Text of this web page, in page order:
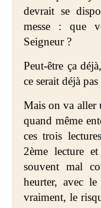
devrait se
messe : que
Seigneur ?
Peut-être ça
ce serait déjà
Mais on va aller
quand même
ces trois
2ème lecture
souvent mal
heurter, avec
vraiment, le